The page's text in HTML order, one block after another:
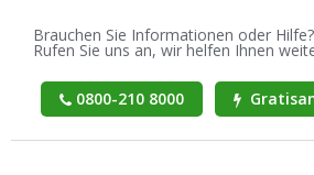
Brauchen Sie Informationen oder Hilfe?
Rufen Sie uns an, wir helfen Ihnen
0800-210 8000